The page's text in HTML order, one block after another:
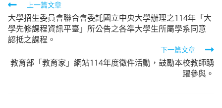
Read
more
articles
上一篇文章
大學招生委員會聯合會委託國立中央大學辦理之114年「大
學先修課程資訊平臺」所公告之各準大學生所屬學系同意
認抵之課程。
下一篇文章
教育部「教育家」網站114年度徵件活動，鼓勵本校教師踴
躍參與。